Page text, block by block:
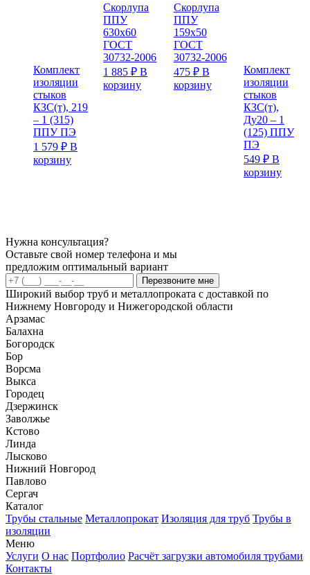
Комплект
изоляции
стыков
КЗС(т), 219
– 1 (315)
ППУ ПЭ
1 579 ₽ В
корзину
Скорлупа
ППУ
630х60
ГОСТ
30732-2006
1 885₽ В
корзину
Скорлупа
ППУ
159х50
ГОСТ
30732-2006
475 ₽ В
корзину
Комплект
изоляции
стыков
КЗС(т),
Ду20 – 1
(125) ППУ
ПЭ
549 ₽ В
корзину
Нужна консультация?
Оставьте свой номер телефона и мы
предложим оптимальный вариант
Перезвоните мне
Широкий выбор труб и металлопроката с доставкой по
Нижнему Новгороду и Нижегородской области
Арзамас
Балахна
Богородск
Бор
Ворсма
Выкса
Городец
Дзержинск
Заволжье
Кстово
Линда
Лысково
Нижний Новгород
Павлово
Сергач
Каталог
Трубы стальные Металлопрокат Изоляция для труб Трубы в
изоляции
Меню
Услуги О нас Портфолио Расчёт загрузки автомобиля трубами
Контакты